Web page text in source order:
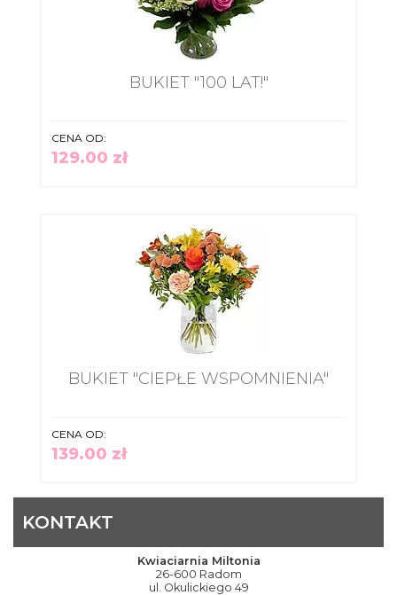
BUKIET "100 LAT!"
CENA OD:
129.00 zł
BUKIET "CIEPŁE WSPOMNIENIA"
CENA OD:
139.00 zł
KONTAKT
Kwiaciarnia Miltonia
26-600 Radom
ul. Okulickiego 49